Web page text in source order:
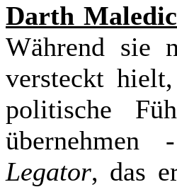
Darth
Während sie
versteckt
politische
Legator, das